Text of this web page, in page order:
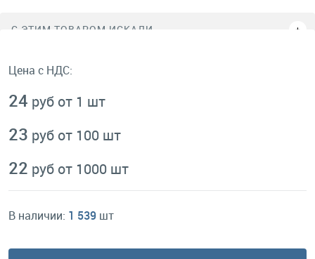
C ЭТИМ ТОВАРОМ ИСКАЛИ
Цена с НДС:
24 руб от 1 шт
23 руб от 100 шт
22 руб от 1000 шт
В наличии: 1 539 шт